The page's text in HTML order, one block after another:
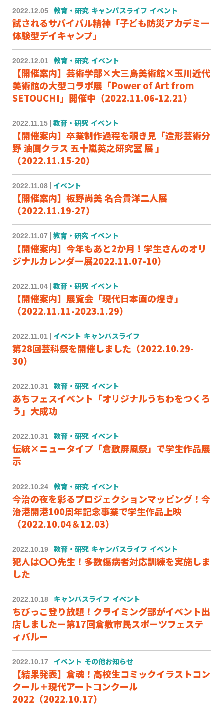
2022.12.05 教育・研究 キャンパスライフ イベント
試されるサバイバル精神「子ども防災アカデミー
体験型デイキャンプ」
2022.12.01 教育・研究 イベント
【開催案内】芸術学部×大三島美術館×玉川近代
美術館の大型コラボ展「Power of Art from
SETOUCHI」開催中（2022.11.06-12.21）
2022.11.15 教育・研究 イベント
【開催案内】卒業制作過程を覗き見「造形芸術分
野 油画クラス 五十嵐英之研究室 展 」
（2022.11.15-20）
2022.11.08 イベント
【開催案内】板野尚美 名合貴洋二人展
（2022.11.19-27）
2022.11.07 教育・研究 イベント
【開催案内】今年もあと2か月！学生さんのオリ
ジナルカレンダー展2022.11.07-10）
2022.11.04 教育・研究 イベント
【開催案内】展覧会「現代日本画の煌き」
（2022.11.11-2023.1.29）
2022.11.01 イベント キャンパスライフ
第28回芸科祭を開催しました（2022.10.29-
30）
2022.10.31 教育・研究 イベント
あちフェスイベント「オリジナルうちわをつくろ
う」大成功
2022.10.31 教育・研究 イベント
伝統×ニュータイプ「倉敷屏風祭」で学生作品展
示
2022.10.24 教育・研究 イベント
今治の夜を彩るプロジェクションマッピング！今
治港開港100周年記念事業で学生作品上映
（2022.10.04＆12.03）
2022.10.19 教育・研究 キャンパスライフ イベント
犯人は〇〇先生！多数傷病者対応訓練を実施しま
した
2022.10.18 キャンパスライフ イベント
ちびっこ登り放題！クライミング部がイベント出
店しましたー第17回倉敷市民スポーツフェステ
ィバルー
2022.10.17 イベント その他お知らせ
【結果発表】倉魂！高校生コミックイラストコン
クール＋現代アートコンクール
2022（2022.10.17）